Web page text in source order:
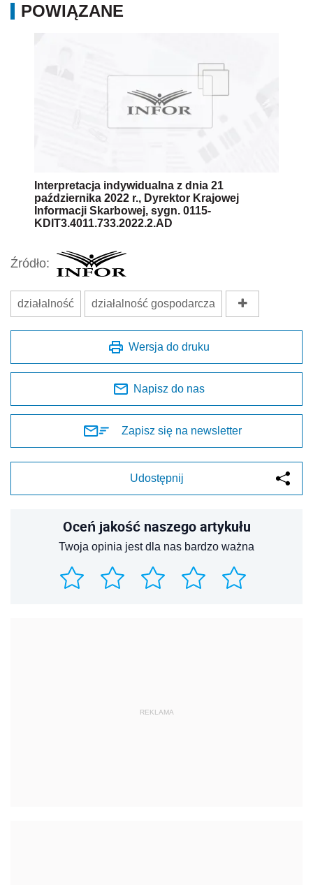
POWIĄZANE
Interpretacja indywidualna z dnia 21
października 2022 r., Dyrektor Krajowej
Informacji Skarbowej, sygn. 0115-
KDIT3.4011.733.2022.2.AD
Źródło:
działalność działalność gospodarcza
Wersja do druku
Napisz do nas
Zapisz się na newsletter
Udostępnij
Oceń jakość naszego artykułu
Twoja opinia jest dla nas bardzo ważna
REKLAMA